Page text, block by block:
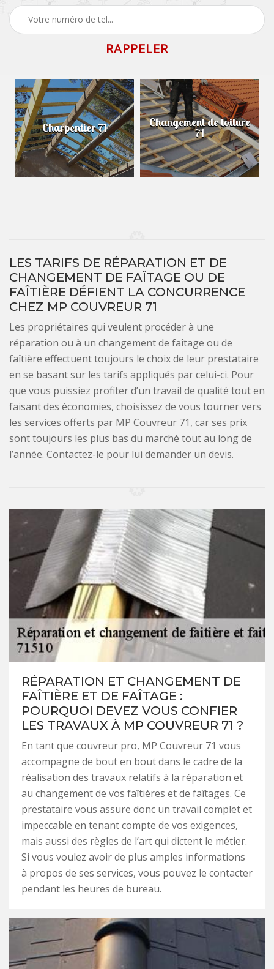
Charpentier 71 Changement de toiture
71
LES TARIFS DE RÉPARATION ET DE
CHANGEMENT DE FAÎTAGE OU DE
FAÎTIÈRE DÉFIENT LA CONCURRENCE
CHEZ MP COUVREUR 71
Les propriétaires qui veulent procéder à une
réparation ou à un changement de faîtage ou de
faîtière effectuent toujours le choix de leur prestataire
en se basant sur les tarifs appliqués par celui-ci. Pour
que vous puissiez profiter d’un travail de qualité tout en
faisant des économies, choisissez de vous tourner vers
les services offerts par MP Couvreur 71, car ses prix
sont toujours les plus bas du marché tout au long de
l’année. Contactez-le pour lui demander un devis.
RÉPARATION ET CHANGEMENT DE
FAÎTIÈRE ET DE FAÎTAGE :
POURQUOI DEVEZ VOUS CONFIER
LES TRAVAUX À MP COUVREUR 71 ?
En tant que couvreur pro, MP Couvreur 71 vous
accompagne de bout en bout dans le cadre de la
réalisation des travaux relatifs à la réparation et
au changement de vos faîtières et de faîtages. Ce
prestataire vous assure donc un travail complet et
impeccable en tenant compte de vos exigences,
mais aussi des règles de l’art qui dictent le métier.
Si vous voulez avoir de plus amples informations
à propos de ses services, vous pouvez le contacter
pendant les heures de bureau.